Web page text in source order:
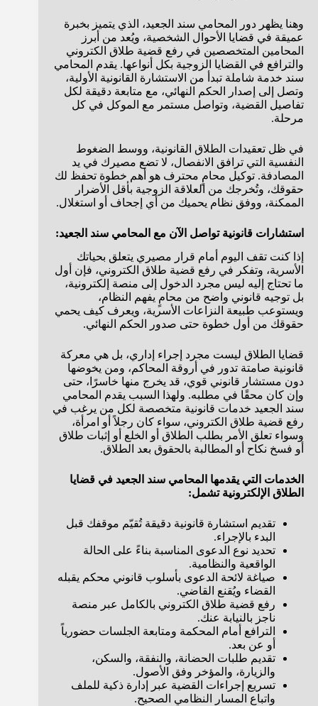
وهنا يظهر دور المحامي سند الجعيد، الذي يتميز بخبرة
عميقة في قضايا الأحوال الشخصية، ويُعد من أبرز
المحامين المتخصصين في رفع قضية طلاق الكتروني
والترافع في القضايا الزوجية بكل أنواعها. يقدم المحامي
سند خدمة شاملة تبدأ من الاستشارة القانونية الأولية،
وتصل إلى إصدار الحكم النهائي، مع متابعة دقيقة لكل
تفاصيل القضية، وتواصل مستمر مع الموكل في كل
مرحلة.
في ظل تعقيدات الطلاق القانونية، ووسط الضغوط
النفسية التي ترافق الانفصال، لا تضع مصيرك في يد
المصادفة. توكيل محامٍ محترف هو أهم خطوة تحفظ لك
حقوقك، وتُخرجك من العلاقة الزوجية بأقل الأضرار
الممكنة، ووفق نظام يحميك من أي إجحاف أو استغلال.
استشارات قانونية تواصل الآن مع المحامي سند الجعيد:
إذا كنت تقف اليوم أمام قرار مصيري يتعلق بحياتك
الأسرية، وتفكر في رفع قضية طلاق الكتروني، فإن أول
ما تحتاج إليه ليس مجرد الدخول إلى منصة إلكترونية،
بل توجيه قانوني واضح من محامٍ يفهم النظام،
ويستوعب طبيعة النزاعات الأسرية، ويعرف كيف يحمي
حقوقك من أول خطوة حتى صدور الحكم النهائي.
قضايا الطلاق ليست مجرد إجراء إداري، بل هي معركة
قانونية صامتة تدور في أروقة المحاكم، ومن يخوضها
دون مستشار قانوني قوي، قد يخرج منها خاسرًا، حتى
وإن كان محقًا في مطلبه. ولهذا السبب يقدم المحامي
سند الجعيد خدمات قانونية متخصصة لكل من يرغب في
رفع قضية طلاق الكتروني، سواء كان رجلاً أو امرأة،
وسواء تعلق الأمر بطلب الطلاق أو الخلع أو إثبات طلاق
أو فسخ نكاح أو المطالبة بالحقوق بعد الطلاق.
الخدمات التي يقدمها المحامي سند الجعيد في قضايا
الطلاق الإلكترونية تشمل:
تقديم استشارة قانونية دقيقة تُقيّم موقفك قبل
البدء بالإجراء.
تحديد نوع الدعوى المناسبة بناءً على الحالة
الواقعية والنظامية.
صياغة لائحة الدعوى بأسلوب قانوني محكم يقبله
القضاء ويُقنع القاضي.
رفع قضية طلاق الكتروني بالكامل عبر منصة
ناجز بالنيابة عنك.
الترافع أمام المحكمة ومتابعة الجلسات حضورياً
أو عن بعد.
تقديم طلبات الحضانة، والنفقة، والسكن،
والزيارة، والمؤخر وفق الأصول.
تسريع إجراءات القضية عبر إدارة ذكية للملف
واتباع المسار النظامي الصحيح.